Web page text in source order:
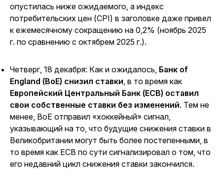
опустилась ниже ожидаемого, а индекс
потребительских цен (CPI) в заголовке даже привел
к ежемесячному сокращению на 0,2% (ноябрь 2025
г. по сравнению с октябрем 2025 г.).
Четверг, 18 декабря: Как и ожидалось, Банк of
England (BoE) снизил ставки, в то время как
Европейский Центральный Банк (ECB) оставил
свои собственные ставки без изменений. Тем не
менее, BoE отправил «хоккейный» сигнал,
указывающий на то, что будущие снижения ставки в
Великобритании могут быть более постепенными, в
то время как ECB по сути сигнализировал о том, что
его недавний цикл снижения ставки закончился.